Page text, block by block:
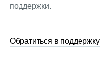
поддержки.
Обратиться в поддержку